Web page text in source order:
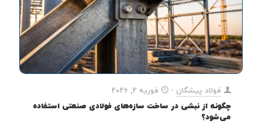
فولاد پیشگان -
فوریه 2, 2026
چگونه از نبشی در ساخت سازه‌های فولادی صنعتی استفاده
می‌شود؟